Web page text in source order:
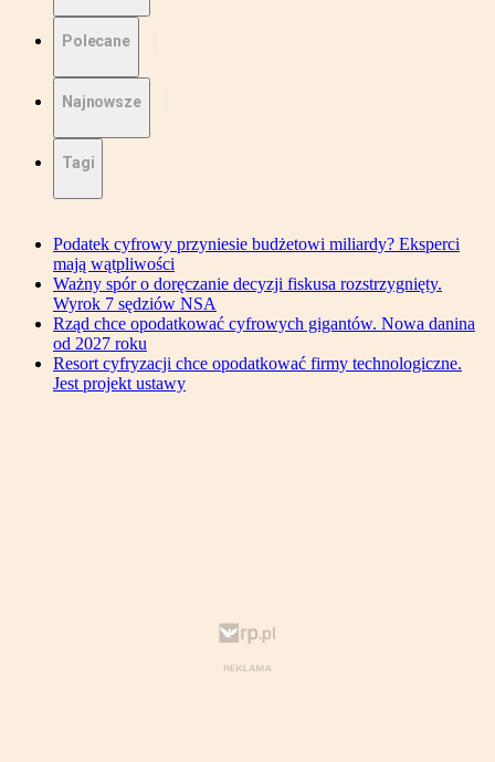
Polecane
Najnowsze
Tagi
Podatek cyfrowy przyniesie budżetowi miliardy? Eksperci
mają wątpliwości
Ważny spór o doręczanie decyzji fiskusa rozstrzygnięty.
Wyrok 7 sędziów NSA
Rząd chce opodatkować cyfrowych gigantów. Nowa danina
od 2027 roku
Resort cyfryzacji chce opodatkować firmy technologiczne.
Jest projekt ustawy